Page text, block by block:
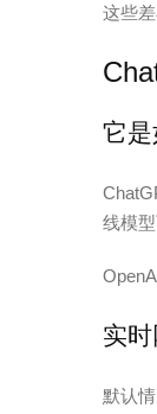
这些
它
线模
实
默认